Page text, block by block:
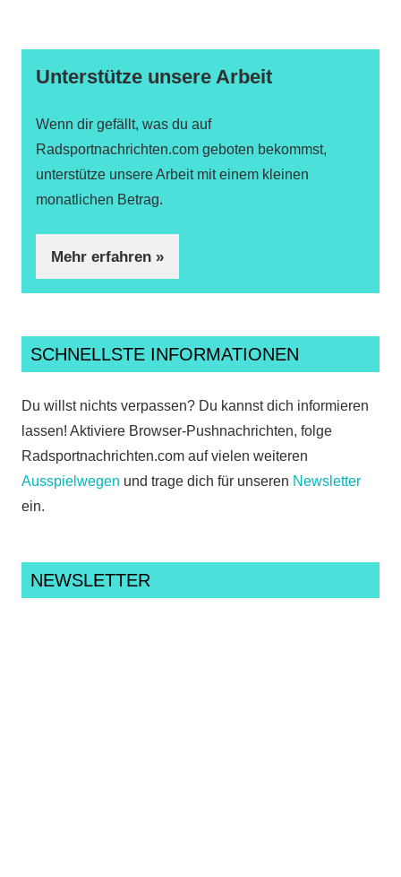
Unterstütze unsere Arbeit
Wenn dir gefällt, was du auf
Radsportnachrichten.com geboten bekommst,
unterstütze unsere Arbeit mit einem kleinen
monatlichen Betrag.
Mehr erfahren »
SCHNELLSTE INFORMATIONEN
Du willst nichts verpassen? Du kannst dich informieren
lassen! Aktiviere Browser-Pushnachrichten, folge
Radsportnachrichten.com auf vielen weiteren
Ausspielwegen und trage dich für unseren Newsletter
ein.
NEWSLETTER